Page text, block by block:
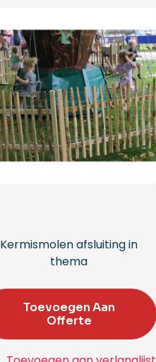
Kermismolen afsluiting in
thema
Toevoegen Aan
Offerte